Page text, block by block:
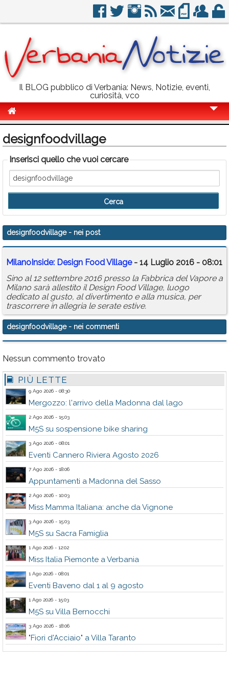
Il BLOG pubblico di Verbania: News, Notizie, eventi,
curiosità, vco
Politica
Sport
Eventi
Info Utili
Rubriche
Calendario
Annunci
designfoodvillage
Inserisci quello che vuoi cercare
designfoodvillage- nei post
MilanoInside: Design Food Village- 14 Luglio 2016 - 08:01
Sino al 12 settembre 2016 presso la Fabbrica del Vapore a
Milano sarà allestito il Design Food Village, luogo
dedicato al gusto, al divertimento e alla musica, per
trascorrere in allegria le serate estive.
designfoodvillage- nei commenti
Nessun commento trovato
PIÙ LETTE
9 Ago 2026 - 08:30
Mergozzo: l'arrivo della Madonna dal lago
2 Ago 2026 - 15:03
M5S su sospensione bike sharing
3 Ago 2026 - 08:01
Eventi Cannero Riviera Agosto 2026
7 Ago 2026 - 18:06
Appuntamenti a Madonna del Sasso
2 Ago 2026 - 10:03
Miss Mamma Italiana: anche da Vignone
3 Ago 2026 - 15:03
M5S su Sacra Famiglia
1 Ago 2026 - 12:02
Miss Italia Piemonte a Verbania
1 Ago 2026 - 08:01
Eventi Baveno dal 1 al 9 agosto
1 Ago 2026 - 15:03
M5S su Villa Bernocchi
3 Ago 2026 - 18:06
"Fiori d'Acciaio" a Villa Taranto